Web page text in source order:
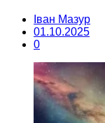
Іван Мазур
01.10.2025
0